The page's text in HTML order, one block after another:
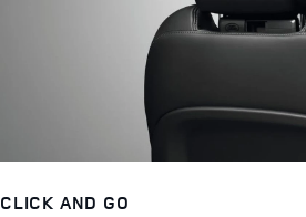
CLICK AND GO